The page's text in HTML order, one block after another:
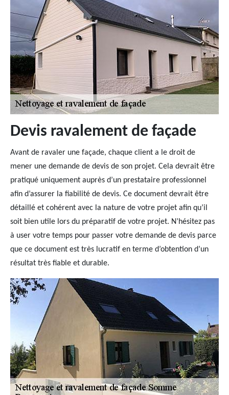
Devis ravalement de façade
Avant de ravaler une façade, chaque client a le droit de
mener une demande de devis de son projet. Cela devrait être
pratiqué uniquement auprès d’un prestataire professionnel
afin d’assurer la fiabilité de devis. Ce document devrait être
détaillé et cohérent avec la nature de votre projet afin qu’il
soit bien utile lors du préparatif de votre projet. N’hésitez pas
à user votre temps pour passer votre demande de devis parce
que ce document est très lucratif en terme d’obtention d’un
résultat très fiable et durable.